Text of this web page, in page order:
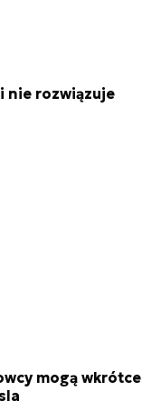
nie rozwiązuje
mogą wkrótce